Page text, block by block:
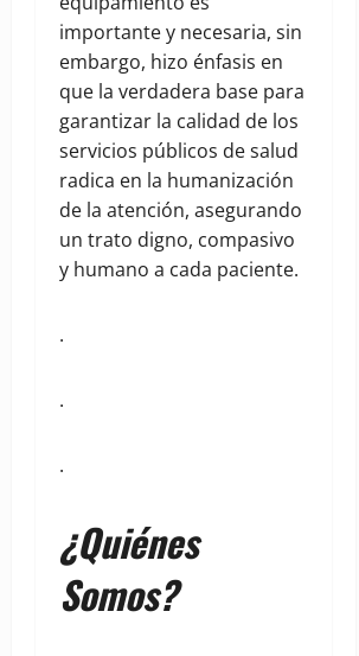
importante y necesaria, sin
embargo, hizo énfasis en
que la verdadera base para
garantizar la calidad de los
servicios públicos de salud
radica en la humanización
de la atención, asegurando
un trato digno, compasivo
y humano a cada paciente.
.
.
.
¿Quiénes
Somos?